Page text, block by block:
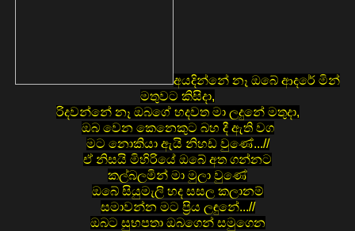
අයදින්නේ නෑ ඔබේ ආදරේ මින්
මතුවට කිසිදා,
රිදවන්නේ නෑ ඔබගේ හදවත මා ලදුනේ මතුදා,
ඔබ වෙන කෙනෙකුට බහ දී ඇති වග
මට නොකියා ඇයි නිහඩ වුණේ...//
ඒ නිසයි මිහිරියේ ඔබේ අත ගන්නට
කල්බලමින් මා මුලා වුණේ
ඔබේ සියුමැලි හද සසල කලානම්
සමාවන්න මට ප්‍රිය ලඳුනේ...//
ඔබට සුභපතා ඔබගෙන් සමුගෙන